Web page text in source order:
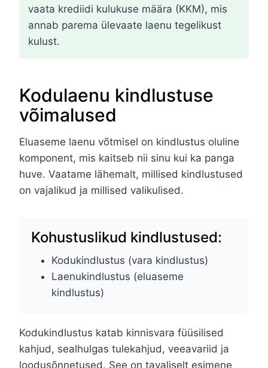
vaata krediidi kulukuse määra (KKM), mis
annab parema ülevaate laenu tegelikust
kulust.
Kodulaenu kindlustuse
võimalused
Eluaseme laenu võtmisel on kindlustus oluline
komponent, mis kaitseb nii sinu kui ka panga
huve. Vaatame lähemalt, millised kindlustused
on vajalikud ja millised valikulised.
Kohustuslikud kindlustused:
Kodukindlustus (vara kindlustus)
Laenukindlustus (eluaseme
kindlustus)
Kodukindlustus katab kinnisvara füüsilised
kahjud, sealhulgas tulekahjud, veeavariid ja
loodusõnnetused. See on tavaliselt esimene